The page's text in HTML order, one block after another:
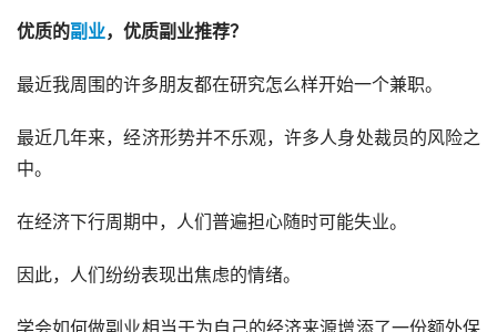
优质的副业，优质副业推荐？
最近我周围的许多朋友都在研究怎么样开始一个兼职。
最近几年来，经济形势并不乐观，许多人身处裁员的风险之
中。
在经济下行周期中，人们普遍担心随时可能失业。
因此，人们纷纷表现出焦虑的情绪。